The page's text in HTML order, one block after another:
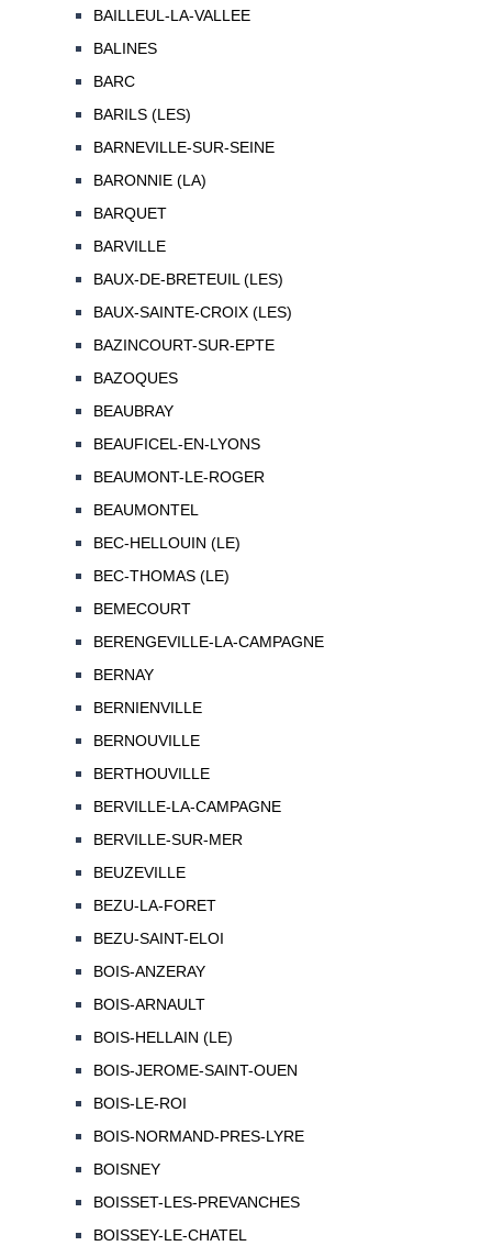
BAILLEUL-LA-VALLEE
BALINES
BARC
BARILS (LES)
BARNEVILLE-SUR-SEINE
BARONNIE (LA)
BARQUET
BARVILLE
BAUX-DE-BRETEUIL (LES)
BAUX-SAINTE-CROIX (LES)
BAZINCOURT-SUR-EPTE
BAZOQUES
BEAUBRAY
BEAUFICEL-EN-LYONS
BEAUMONT-LE-ROGER
BEAUMONTEL
BEC-HELLOUIN (LE)
BEC-THOMAS (LE)
BEMECOURT
BERENGEVILLE-LA-CAMPAGNE
BERNAY
BERNIENVILLE
BERNOUVILLE
BERTHOUVILLE
BERVILLE-LA-CAMPAGNE
BERVILLE-SUR-MER
BEUZEVILLE
BEZU-LA-FORET
BEZU-SAINT-ELOI
BOIS-ANZERAY
BOIS-ARNAULT
BOIS-HELLAIN (LE)
BOIS-JEROME-SAINT-OUEN
BOIS-LE-ROI
BOIS-NORMAND-PRES-LYRE
BOISNEY
BOISSET-LES-PREVANCHES
BOISSEY-LE-CHATEL